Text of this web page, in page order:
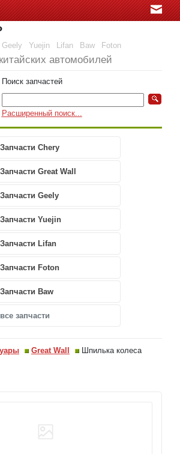
Geely Yuejin Lifan Baw Foton
автомобилей
Поиск запчастей
Расширенный поиск...
Запчасти Chery
Запчасти Great Wall
Запчасти Geely
Запчасти Yuejin
Запчасти Lifan
Запчасти Foton
Запчасти Baw
все запчасти
Great Wall
Шпилька колеса